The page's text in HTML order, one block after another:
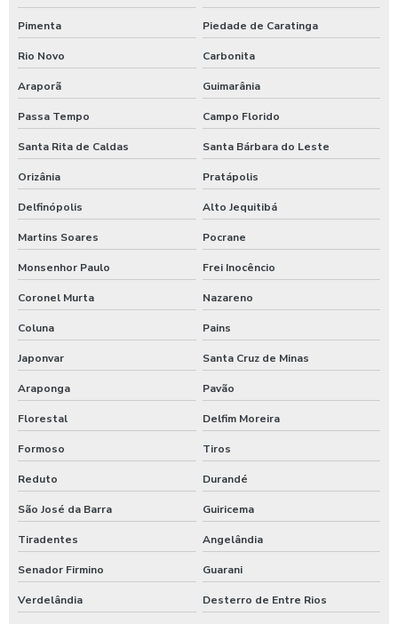
Pimenta Piedade de Caratinga
Rio Novo Carbonita
Araporã Guimarânia
Passa Tempo Campo Florido
Santa Rita de Caldas Santa Bárbara do Leste
Orizânia Pratápolis
Delfinópolis Alto Jequitibá
Martins Soares Pocrane
Monsenhor Paulo Frei Inocêncio
Coronel Murta Nazareno
Coluna Pains
Japonvar Santa Cruz de Minas
Araponga Pavão
Florestal Delfim Moreira
Formoso Tiros
Reduto Durandé
São José da Barra Guiricema
Tiradentes Angelândia
Senador Firmino Guarani
Verdelândia Desterro de Entre Rios